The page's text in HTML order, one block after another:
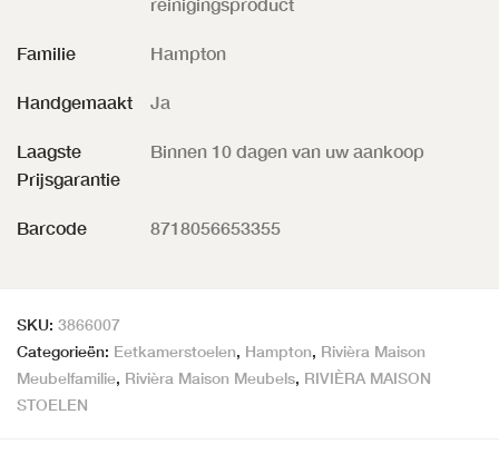
Familie Hampton
Handgemaakt Ja
Laagste
Prijsgarantie
Binnen 10 dagen van uw aankoop
Barcode 8718056653355
SKU: 3866007
Categorieën: Eetkamerstoelen, Hampton, Rivièra Maison
Meubelfamilie, Rivièra Maison Meubels, RIVIÈRA MAISON
STOELEN